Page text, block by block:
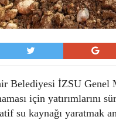
Belediyesi İZSU Genel
için
su kaynağı yaratmak